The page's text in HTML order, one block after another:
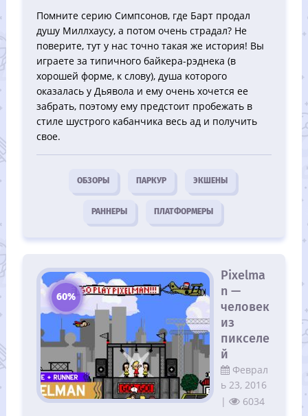
Помните серию Симпсонов, где Барт продал
душу Миллхаусу, а потом очень страдал? Не
поверите, тут у нас точно такая же история! Вы
играете за типичного байкера-рэднека (в
хорошей форме, к слову), душа которого
оказалась у Дьявола и ему очень хочется ее
забрать, поэтому ему предстоит пробежать в
стиле шустрого кабанчика весь ад и получить
свое.
ОБЗОРЫ ПАРКУР ЭКШЕНЫ
РАННЕРЫ ПЛАТФОРМЕРЫ
60%
Pixelma
n —
человек
из
пикселе
й
Феврал
ь 23, 2016
|
6034